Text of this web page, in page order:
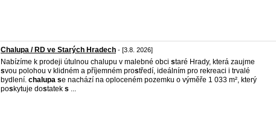
Chalupa / RD ve Starých Hradech - [3.8. 2026]
Nabízíme k prodeji útulnou chalupu v malebné obci staré Hrady, která zaujme
svou polohou v klidném a příjemném prostředí, ideálním pro rekreaci i trvalé
bydlení. chalupa se nachází na oploceném pozemku o výměře 1 033 m², který
poskytuje dostatek s ...